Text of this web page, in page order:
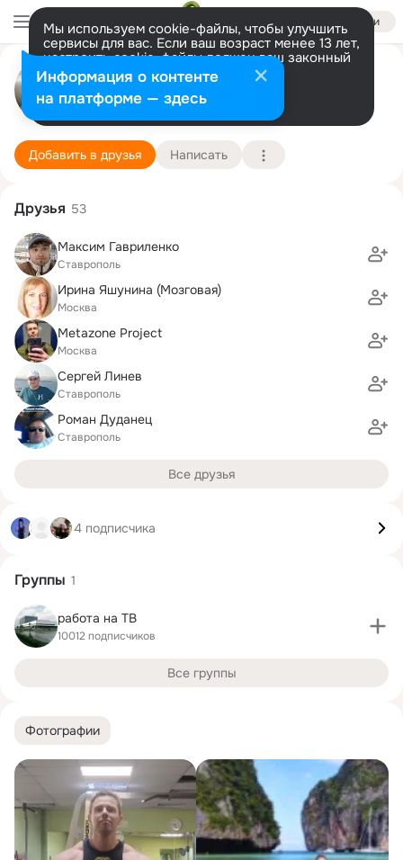
Войти
Мы используем cookie-файлы, чтобы улучшить
сервисы для вас. Если ваш возраст менее 13 лет,
настроить cookie-файлы должен ваш законный
представитель. Больше информации
Разрешить все Настроить
Евгений Косенко
Москва 5 января (45 лет)
Подробнее
Добавить в друзья Написать
Фотографии
Друзья 53
Максим Гавриленко
Ставрополь
Ирина Яшунина (Мозговая)
Москва
Metazone Project
Москва
Сергей Линев
Ставрополь
Роман Дуданец
Ставрополь
Все друзья
4 подписчика
Группы 1
работа на ТВ
10012 подписчиков
Все группы
Информация о контенте
на платформе — здесь